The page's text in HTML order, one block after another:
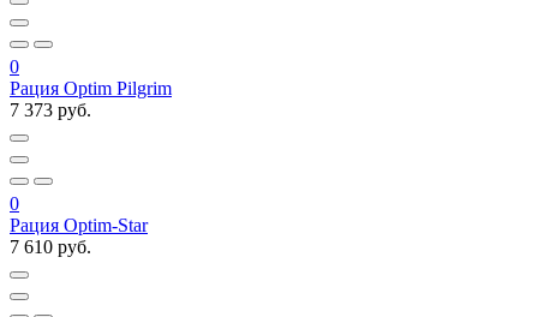
0
Рация Optim Pilgrim
7 373 руб.
0
Рация Optim-Star
7 610 руб.